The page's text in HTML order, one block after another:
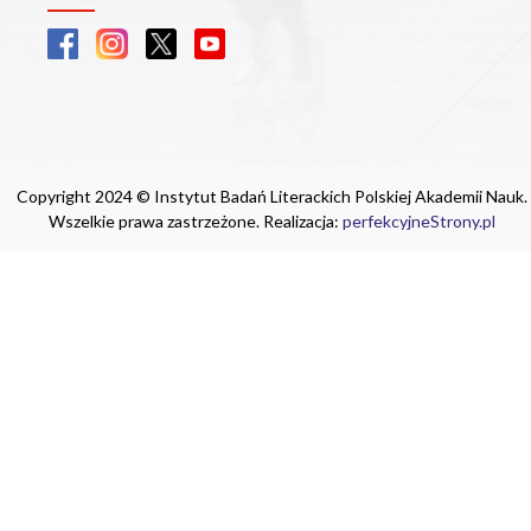
Copyright 2024 © Instytut Badań Literackich Polskiej Akademii Nauk.
Wszelkie prawa zastrzeżone. Realizacja: perfekcyjneStrony.pl